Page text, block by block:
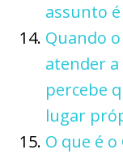
assunto
Quando
atender a
percebe
lugar
O que é